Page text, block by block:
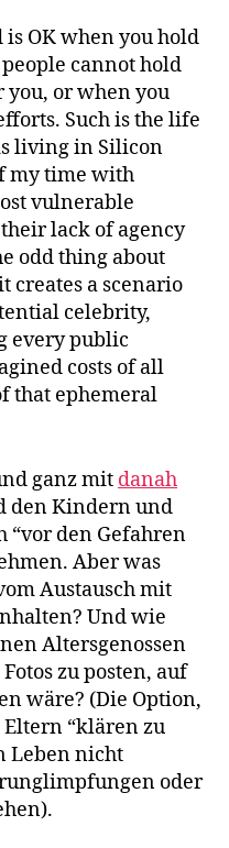
is OK when you hold
cannot hold
or when you
Such is the life
living in Silicon
my time with
vulnerable
lack of agency
odd thing about
creates a scenario
celebrity,
every public
costs of all
that ephemeral
ganz mit danah
den Kindern und
“vor den Gefahren
Aber was
Austausch mit
Und wie
Altersgenossen
zu posten, auf
wäre? (Die Option,
“klären zu
Leben nicht
oder